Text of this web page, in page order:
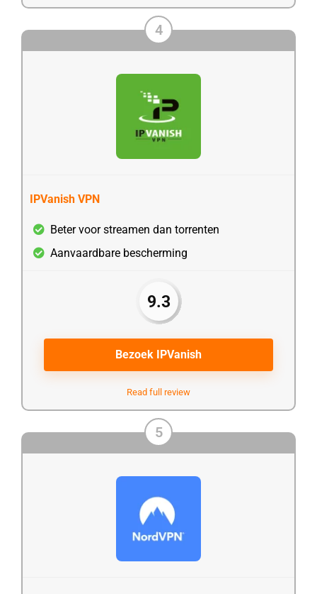
4
IPVanish VPN
Beter voor streamen dan torrenten
Aanvaardbare bescherming
9.3
Bezoek IPVanish
Read full review
5